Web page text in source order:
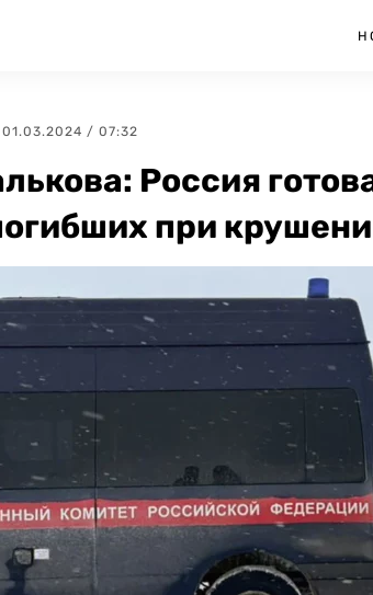
| 01.03.2024 / 07:32
Россия
при